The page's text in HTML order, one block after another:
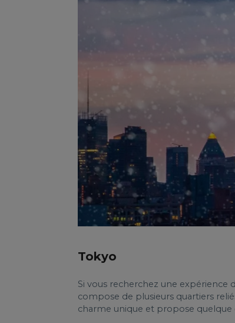
Tokyo
Si vous recherchez une expérience
compose de plusieurs quartiers
charme unique et propose